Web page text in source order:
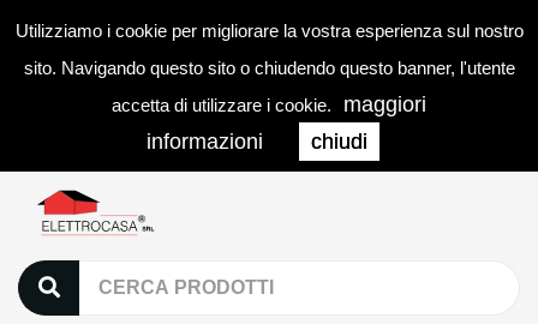
Utilizziamo i cookie per migliorare la vostra esperienza sul nostro
sito. Navigando questo sito o chiudendo questo banner, l'utente
accetta di utilizzare i cookie.
maggiori
informazioni
chiudi
0